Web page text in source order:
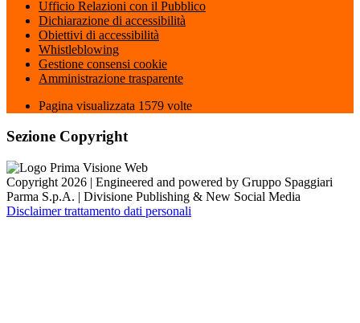
Ufficio Relazioni con il Pubblico
Dichiarazione di accessibilità
Obiettivi di accessibilità
Whistleblowing
Gestione consensi cookie
Amministrazione trasparente
Pagina visualizzata 1579 volte
Sezione Copyright
Copyright 2026 | Engineered and powered by Gruppo Spaggiari
Parma S.p.A. | Divisione Publishing & New Social Media
Disclaimer trattamento dati personali